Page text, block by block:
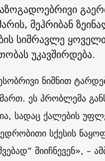
მეჰრიბან
სიმრავლე
უკავშირდება.
ნიშნით
ეს პრობლემა
სადაც ქალების
სქესის
მიიჩნევენ», –